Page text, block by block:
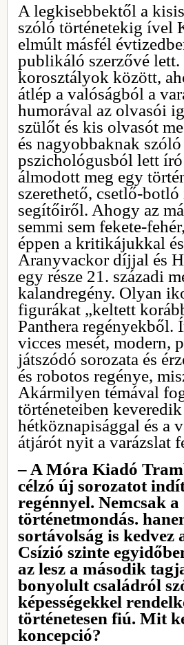
A legkisebbektől a
szóló történetekig ível
elmúlt másfél
publikáló szerzővé
korosztályok között,
átlép a valóságból a
humorával az olvasói
szülőt és kis olvasót
és nagyobbaknak
pszichológusból lett
álmodott meg egy
szerethető, csetlő-
segítőiről. Ahogy az
semmi sem fekete-
éppen a kritikájukkal
Aranyvackor díjjal és
egy része 21. századi
kalandregény. Olyan
figurákat „keltett
Panthera
vicces mesét, modern,
játszódó sorozata és
és robotos regénye,
Akármilyen témával
történeteiben
hétköznapisággal és a
átjárót nyit a varázslat
– A Móra Kiadó
célzó új sorozatot
regénnyel. Nemcsak
történetmondás.
sortávolság is kedvez
Csízió szinte
az lesz a második
bonyolult családról
képességekkel
történetesen fiú. Mit
koncepció?